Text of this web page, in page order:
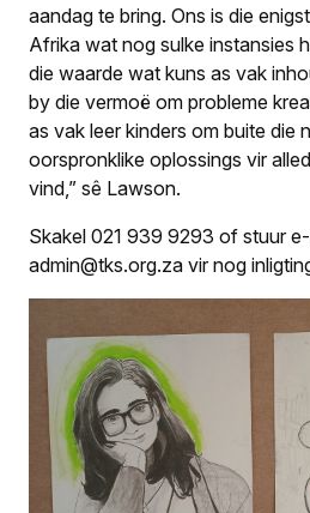
aandag te bring. Ons is die
Afrika wat nog sulke instansies
die waarde wat kuns as vak
by die vermoë om probleme
as vak leer kinders om buite die
oorspronklike oplossings vir
vind,” sê Lawson.
Skakel 021 939 9293 of stuur
admin@tks.org.za vir nog